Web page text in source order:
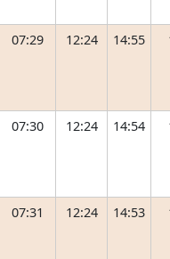
07:29 12:24 14:55
07:30 12:24 14:54
07:31 12:24 14:53